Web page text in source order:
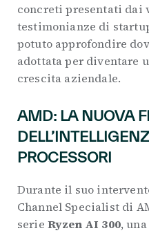
concreti presentati dai
testimonianze di
potuto approfondire
adottata per diventare
crescita aziendale.
AMD: LA NUOVA
PROCESSORI
Durante il suo
Channel Specialist di
serie Ryzen AI 300,